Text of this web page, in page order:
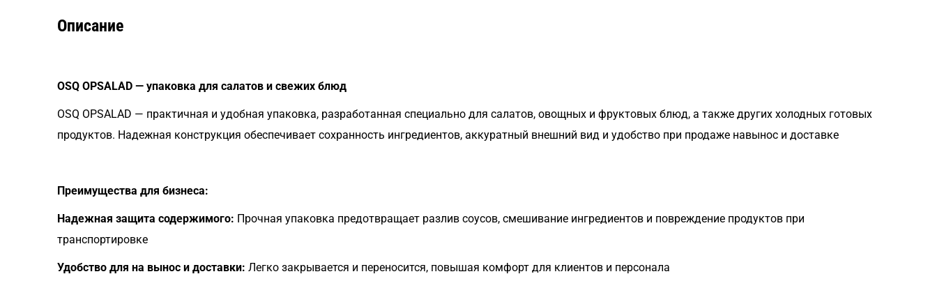
Описание
OSQ OPSALAD — упаковка для салатов и свежих блюд
OSQ OPSALAD — практичная и удобная упаковка, разработанная специально для салатов, овощных и фруктовых блюд, а также других холодных готовых
продуктов. Надежная конструкция обеспечивает сохранность ингредиентов, аккуратный внешний вид и удобство при продаже навынос и доставке
Преимущества для бизнеса:
Надежная защита содержимого: Прочная упаковка предотвращает разлив соусов, смешивание ингредиентов и повреждение продуктов при
транспортировке
Удобство для на вынос и доставки: Легко закрывается и переносится, повышая комфорт для клиентов и персонала